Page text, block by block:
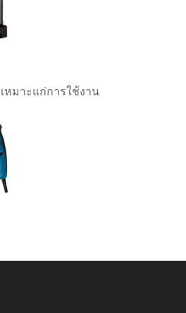
หมาะแก่การใช้งาน